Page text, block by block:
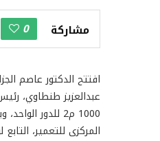
مشاركة 0
افتتح الدكتور عاصم
المركزى للتعمير،